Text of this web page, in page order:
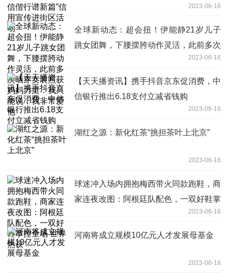
2023-06-16
全球新动态：超会扭！伊能静21岁儿子
跳女团舞，下腰摆胯动作灵活，此前多次
晒穿女装照获妈妈力挺：我只能说，我非
常爱他
2023-06-16
【天天播资讯】携手抖音京东促消费，中
信银行推出6.18支付立减省钱购
2023-06-16
湖红之源：新化红茶“挑担茶叶上北京”
2023-06-16
球迷冲入场内拥抱梅西带火同款跑鞋，商
家连夜改图：阿根廷队配色，一双好鞋掌
2023-06-16
河南将成立规模10亿元人才发展母基金
2023-06-16